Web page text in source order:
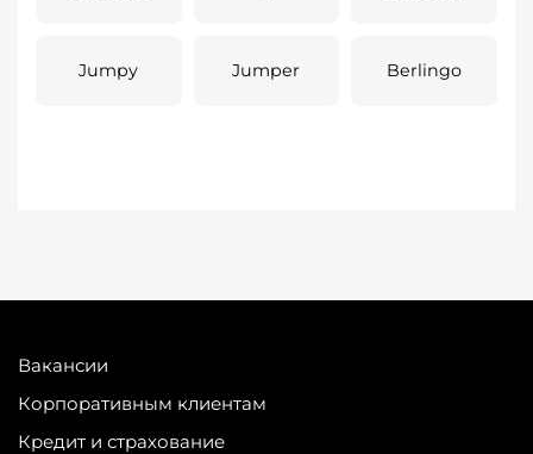
Jumpy Jumper Berlingo
Вакансии
Корпоративным клиентам
Кредит и страхование